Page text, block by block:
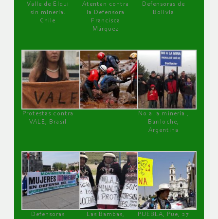
Valle de Elqui
sin minería.
Chile
Atentan contra
la Defensora
Francisca
Márquez
Defensoras de
Bolivia
Protestas contra
VALE, Brasil
No a la minería ,
Bariloche,
Argentina
Defensoras
Las Bambas,
PUEBLA, Pue, 27